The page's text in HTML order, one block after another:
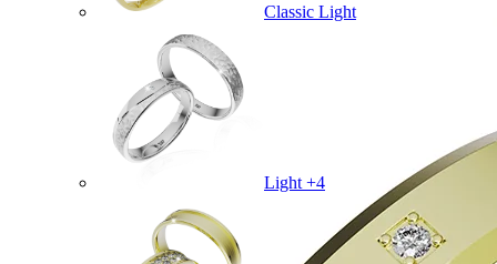
Classic Light
Light +4